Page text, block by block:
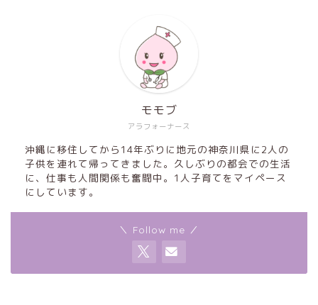
アラフォーナース
モモブ
沖縄に移住してから14年ぶりに地元の神奈川県に2人の
子供を連れて帰ってきました。久しぶりの都会での生活
に、仕事も人間関係も奮闘中。1人子育てをマイペース
にしています。
＼ Follow me ／